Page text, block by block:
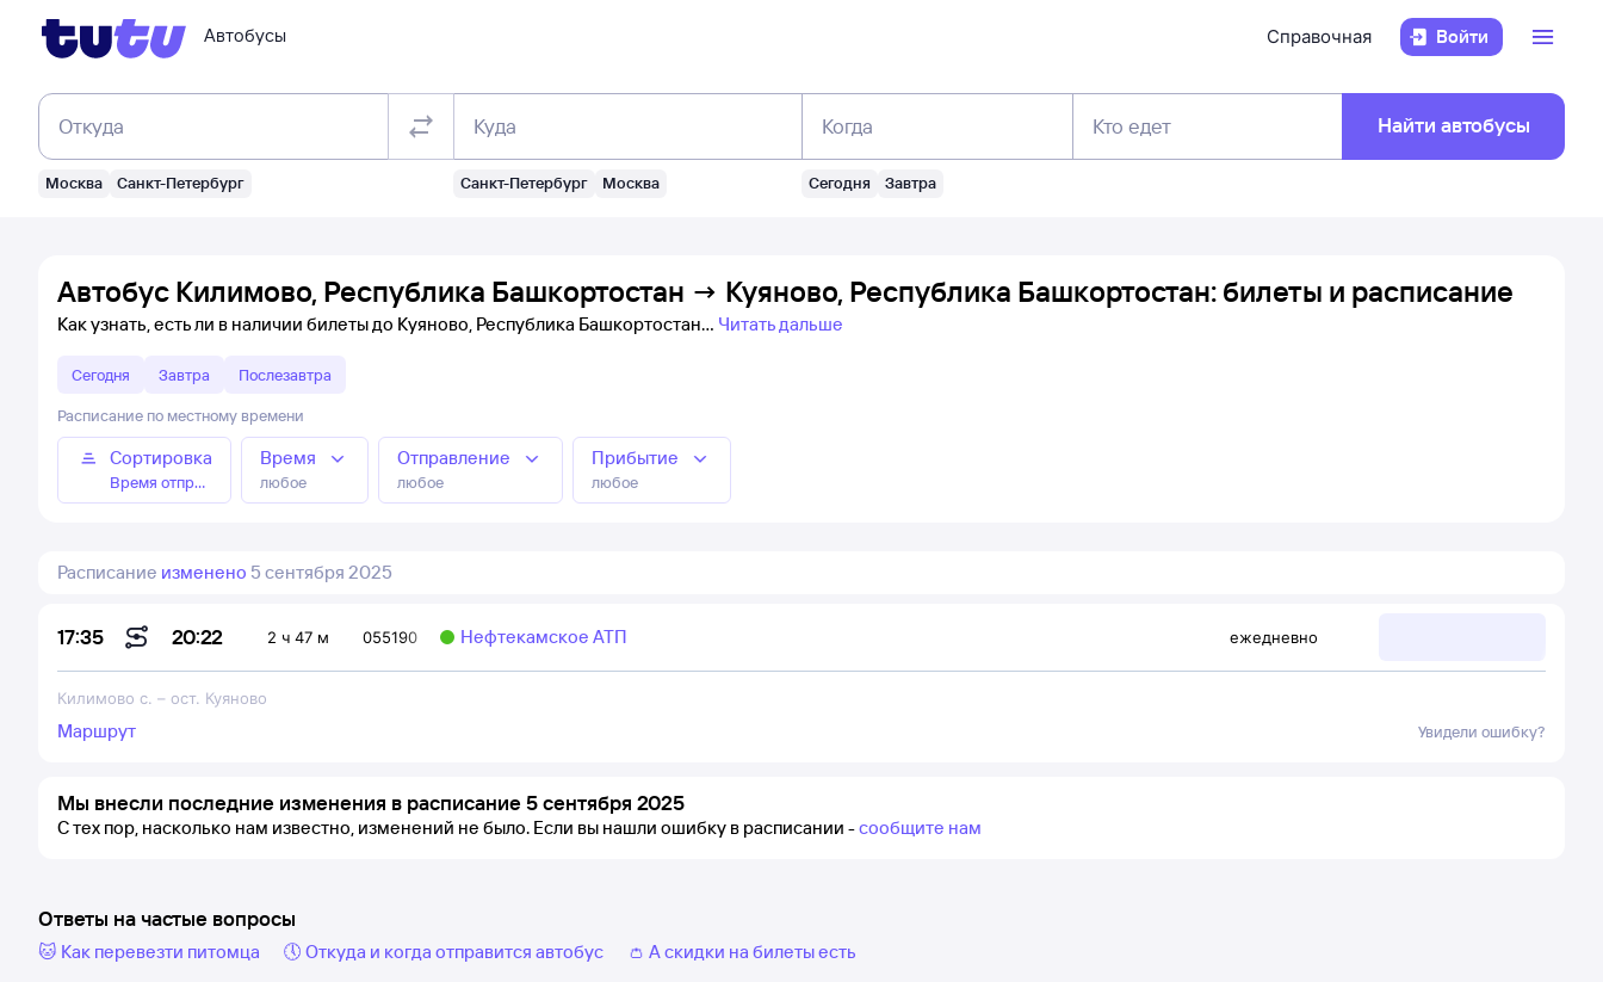
Автобусы Справочная Войти
Откуда
Москва Санкт-Петербург
Куда
Санкт-Петербург Москва
Когда
Сегодня Завтра
Кто едет Найти автобусы
Автобус Килимово, Республика Башкортостан → Куяново, Республика Башкортостан: билеты и расписание
Как узнать, есть ли в наличии билеты до Куяново, Республика Башкортостан Читать дальше
Сегодня Завтра Послезавтра
Расписание по местному времени
Сортировка
Время отправления
Время
любое
Отправление
любое
Прибытие
любое
Расписание изменено 5 сентября 2025
17:35 20:22 2 ч 47 м 055190 Нефтекамское АТП ежедневно
Килимово с. – ост. Куяново
Маршрут Увидели ошибку?
Мы внесли последние изменения в расписание 5 сентября 2025
С тех пор, насколько нам известно, изменений не было. Если вы нашли ошибку в расписании -сообщите нам
Ответы на частые вопросы
🐱 Как перевезти питомца 🕔 Откуда и когда отправится автобус
👛 А скидки на билеты есть